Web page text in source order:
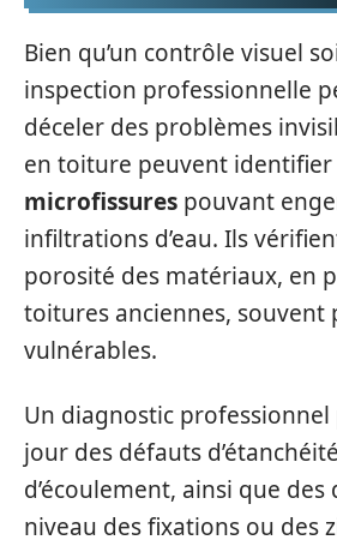
Bien qu’un contrôle visuel
inspection professionnelle
déceler des problèmes
en toiture peuvent identifier
microfissures pouvant
infiltrations d’eau. Ils
porosité des matériaux, en
toitures anciennes, souvent
vulnérables.
Un diagnostic
jour des défauts
d’écoulement, ainsi que des
niveau des fixations ou des